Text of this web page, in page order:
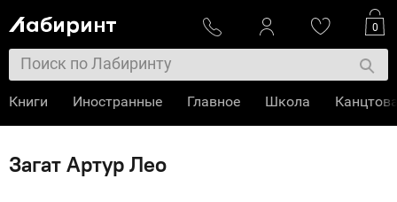
Загат Артур Лео
0
Книги Иностранные Главное Школа